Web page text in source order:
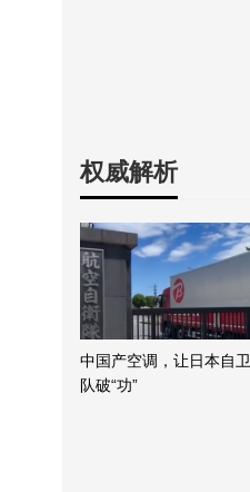
权威解析
中国产空调，让日本自卫
队破“功”